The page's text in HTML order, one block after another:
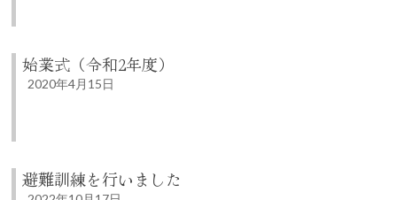
始業式（令和2年度）
2020年4月15日
避難訓練を行いました